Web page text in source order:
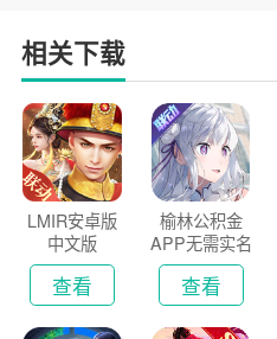
相关下载
LMIR安卓版
中文版
查看
榆林公积金
APP无需实名
认证版
查看